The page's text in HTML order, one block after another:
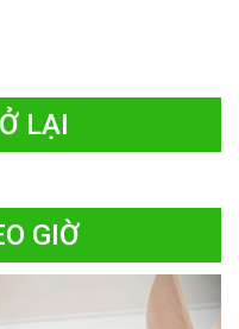
LẠI
GIỜ